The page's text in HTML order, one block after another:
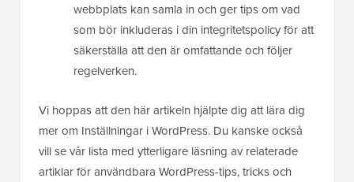
webbplats kan samla in och ger tips om vad
som bör inkluderas i din integritetspolicy för att
säkerställa att den är omfattande och följer
regelverken.
Vi hoppas att den här artikeln hjälpte dig att lära dig
mer om Inställningar i WordPress. Du kanske också
vill se vår lista med ytterligare läsning av relaterade
artiklar för användbara WordPress-tips, tricks och